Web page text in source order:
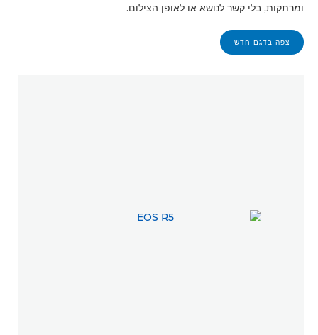
ומרתקות, בלי קשר לנושא או לאופן הצילום.
צפה בדגם חדש